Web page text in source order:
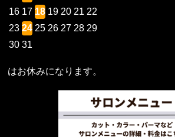
16 17 18 19 20 21 22
23 24 25 26 27 28 29
30 31
はお休みになります。